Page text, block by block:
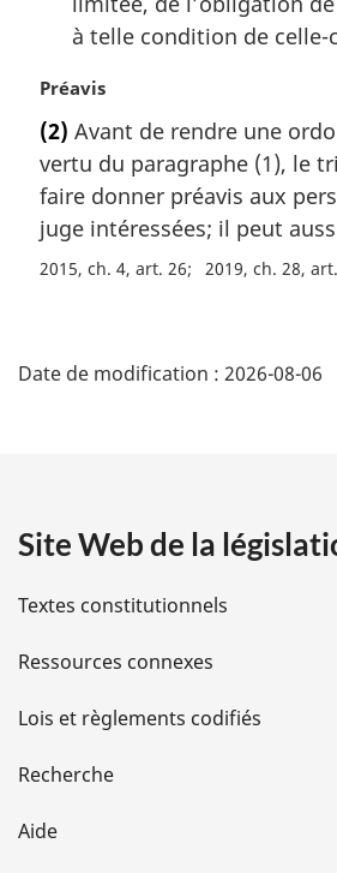
à telle condition de celle-
N
t
e
m
a
r
g
l
Préavis
(2) Avant de rendre une
vertu du paragraphe (1), le
faire donner préavis aux
juge intéressées; il peut
2015, ch. 4, art. 26 2019, ch. 28,
é
i
l
s
d
e
l
Date de modification : 2026-08-06
Site Web de la
Textes constitutionnels
Ressources connexes
Lois et règlements codifiés
Recherche
Aide